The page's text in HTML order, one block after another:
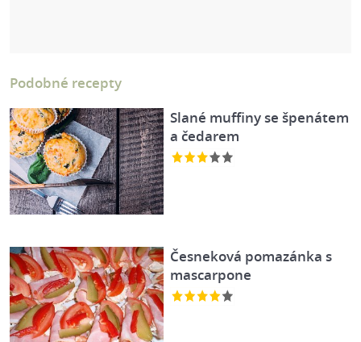
Podobné recepty
Slané muffiny se špenátem
a čedarem
Česneková pomazánka s
mascarpone